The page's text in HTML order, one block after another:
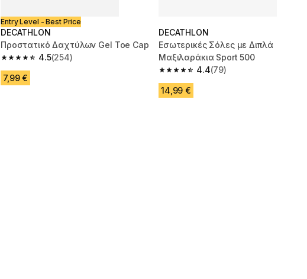
Entry Level - Best Price
DECATHLON
Προστατικό Δαχτύλων Gel Toe Cap
4.5
4.5 out of 5 stars from 254 reviews
(254)
7,99 €
DECATHLON
Εσωτερικές Σόλες με Διπλά
Μαξιλαράκια Sport 500
4.4
4.4 out of 5 stars from 79 reviews
(79)
14,99 €